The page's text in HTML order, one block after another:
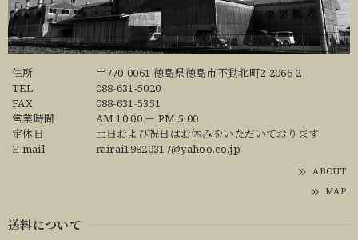
住所
〒770-0061 徳島県徳島市不動北町2-2066-2
TEL
088-631-5020
FAX
088-631-5351
営業時間
AM 10:00 ー PM 5:00
定休日
土日および祝日はお休みをいただいております
E-mail
rairai19820317@yahoo.co.jp
ABOUT
MAP
送料について